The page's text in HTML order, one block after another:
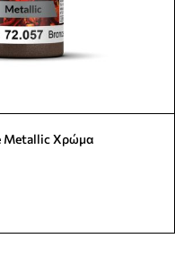
Metallic Χρώμα